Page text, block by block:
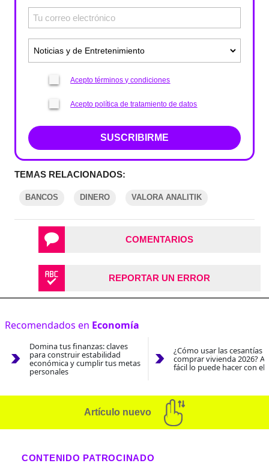
Acepto términos y condiciones
Acepto política de tratamiento de datos
SUSCRIBIRME
TEMAS RELACIONADOS:
BANCOS DINERO VALORA ANALITIK
COMENTARIOS
REPORTAR UN ERROR
Recomendados en Economía
Domina tus finanzas: claves
para construir estabilidad
económica y cumplir tus metas
personales
¿Cómo usar las cesantías
comprar vivienda 2026?
fácil lo puede hacer con el
Artículo nuevo
CONTENIDO PATROCINADO